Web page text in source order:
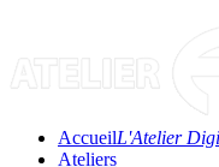
AccueilL'Atelier
Ateliers